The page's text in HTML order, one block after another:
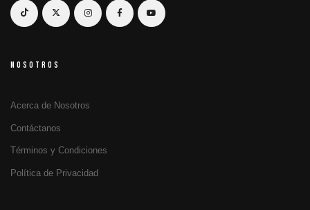
NOSOTROS
Acerca de Nosotros
Contáctanos
Términos y Condiciones
Política de Privacidad